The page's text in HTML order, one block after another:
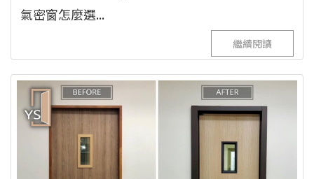
氣密窗怎麼選...
繼續閱讀